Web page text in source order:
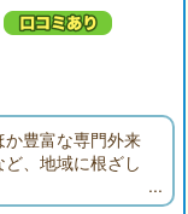
豊富な専門外来
、地域に根ざし